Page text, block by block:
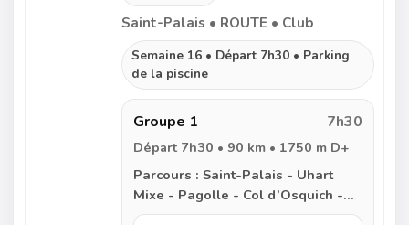
Saint-Palais • ROUTE • Club
Semaine 16 • Départ 7h30 • Parking
de la piscine
Groupe 1 7h30
Départ 7h30 • 90 km • 1750 m D+
Parcours :
Mixe - Pagolle - Col d’Osquich -
Col de Gamia - Ahaxe - Aincille -